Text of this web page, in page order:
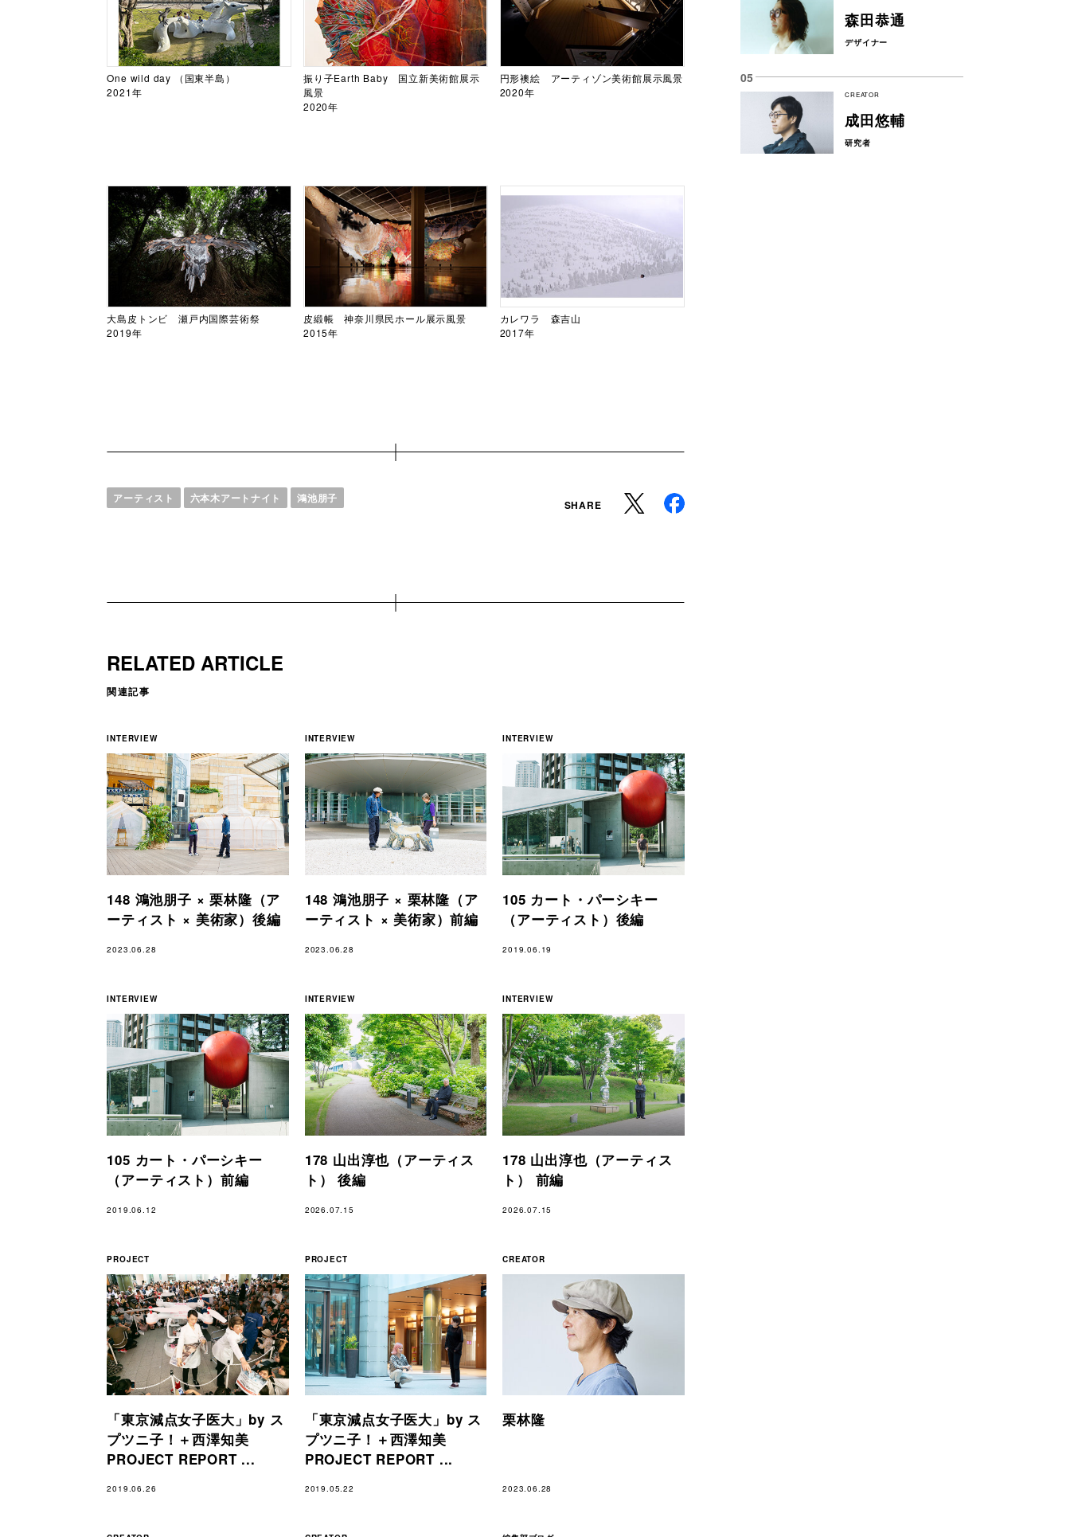
One wild day （国東半島）
2021年
振り子Earth Baby 国立新美術館展示
風景
2020年
円形襖絵 アーティゾン美術館展示風景
2020年
大島皮トンビ 瀬戸内国際芸術祭
2019年
皮緞帳 神奈川県民ホール展示風景
2015年
カレワラ 森吉山
2017年
アーティスト 六本木アートナイト 鴻池朋子 SHARE
RELATED ARTICLE
関連記事
INTERVIEW
148 鴻池朋子 × 栗林隆（ア
ーティスト × 美術家）後編
2023.06.28
INTERVIEW
148 鴻池朋子 × 栗林隆（ア
ーティスト × 美術家）前編
2023.06.28
CREATOR
栗林隆
2023.06.28
PROJECT
「東京減点女子医大」by ス
プツニ子！＋西澤知美
PROJECT REPORT ...
2019.06.26
INTERVIEW
105 カート・パーシキー
（アーティスト）後編
2019.06.19
INTERVIEW
105 カート・パーシキー
（アーティスト）前編
2019.06.12
PROJECT
「東京減点女子医大」by ス
プツニ子！＋西澤知美
PROJECT REPORT ...
2019.05.22
INTERVIEW
178 山出淳也（アーティス
ト） 後編
2026.07.15
INTERVIEW
178 山出淳也（アーティス
ト） 前編
2026.07.15
森田恭通
デザイナー
CREATOR
成田悠輔
研究者